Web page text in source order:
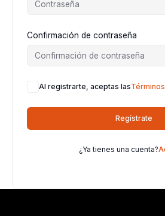
Confirmación de contraseña
Al registrarte, aceptas las
Regístrate
¿Ya tienes una cuenta?